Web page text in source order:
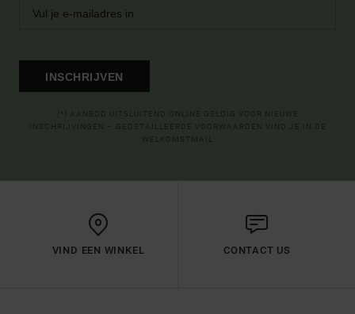
INSCHRIJVEN
VIND EEN WINKEL CONTACT US